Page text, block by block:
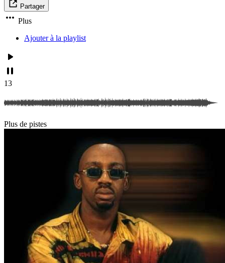
Partager
Plus
Ajouter à la playlist
13
Plus de pistes